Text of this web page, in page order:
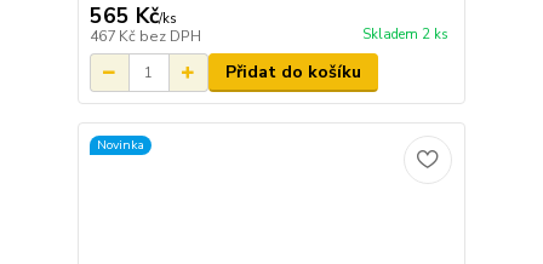
565 Kč/ks
467 Kč bez DPH Skladem 2 ks
Přidat do košíku
Novinka